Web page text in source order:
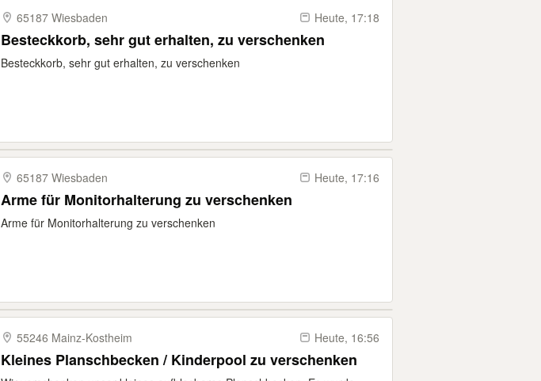
65187 Wiesbaden Heute, 17:18
Besteckkorb, sehr gut erhalten, zu verschenken
Besteckkorb, sehr gut erhalten, zu verschenken
65187 Wiesbaden Heute, 17:16
Arme für Monitorhalterung zu verschenken
Arme für Monitorhalterung zu verschenken
55246 Mainz-​Kostheim Heute, 16:56
Kleines Planschbecken / Kinderpool zu verschenken